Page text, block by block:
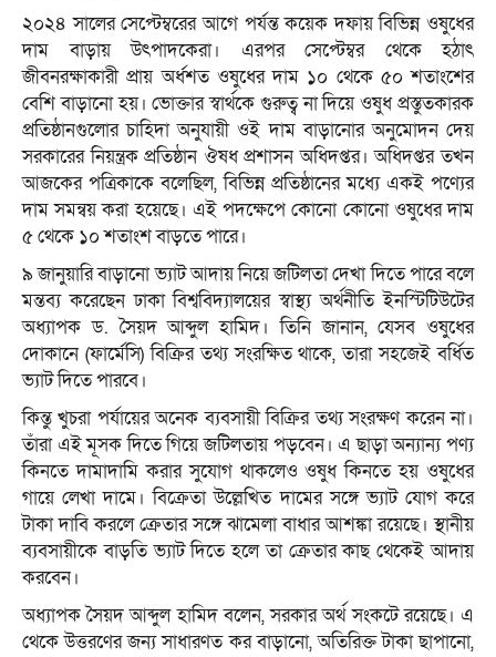
২০২৪ সালের সেপ্টেম্বরের আগে পর্যন্ত কয়েক দফায় বিভিন্ন ওষুধের
দাম বাড়ায় উৎপাদকেরা। এরপর সেপ্টেম্বর থেকে হঠাৎ
জীবনরক্ষাকারী প্রায় অর্ধশত ওষুধের দাম ১০ থেকে ৫০ শতাংশের
বেশি বাড়ানো হয়। ভোক্তার স্বার্থকে গুরুত্ব না দিয়ে ওষুধ প্রস্তুতকারক
প্রতিষ্ঠানগুলোর চাহিদা অনুযায়ী ওই দাম বাড়ানোর অনুমোদন দেয়
সরকারের নিয়ন্ত্রক প্রতিষ্ঠান ঔষধ প্রশাসন অধিদপ্তর। অধিদপ্তর তখন
আজকের পত্রিকাকে বলেছিল, বিভিন্ন প্রতিষ্ঠানের মধ্যে একই পণ্যের
দাম সমন্বয় করা হয়েছে। এই পদক্ষেপে কোনো কোনো ওষুধের দাম
৫ থেকে ১০ শতাংশ বাড়তে পারে।
৯ জানুয়ারি বাড়ানো ভ্যাট আদায় নিয়ে জটিলতা দেখা দিতে পারে বলে
মন্তব্য করেছেন ঢাকা বিশ্ববিদ্যালয়ের স্বাস্থ্য অর্থনীতি ইনস্টিটিউটের
অধ্যাপক ড. সৈয়দ আব্দুল হামিদ। তিনি জানান, যেসব ওষুধের
দোকানে (ফার্মেসি) বিক্রির তথ্য সংরক্ষিত থাকে, তারা সহজেই বর্ধিত
ভ্যাট দিতে পারবে।
কিন্তু খুচরা পর্যায়ের অনেক ব্যবসায়ী বিক্রির তথ্য সংরক্ষণ করেন না।
তাঁরা এই মূসক দিতে গিয়ে জটিলতায় পড়বেন। এ ছাড়া অন্যান্য পণ্য
কিনতে দামাদামি করার সুযোগ থাকলেও ওষুধ কিনতে হয় ওষুধের
গায়ে লেখা দামে। বিক্রেতা উল্লেখিত দামের সঙ্গে ভ্যাট যোগ করে
টাকা দাবি করলে ক্রেতার সঙ্গে ঝামেলা বাধার আশঙ্কা রয়েছে। স্থানীয়
ব্যবসায়ীকে বাড়তি ভ্যাট দিতে হলে তা ক্রেতার কাছ থেকেই আদায়
করবেন।
অধ্যাপক সৈয়দ আব্দুল হামিদ বলেন, সরকার অর্থ সংকটে রয়েছে। এ
থেকে উত্তরণের জন্য সাধারণত কর বাড়ানো, অতিরিক্ত টাকা ছাপানো,